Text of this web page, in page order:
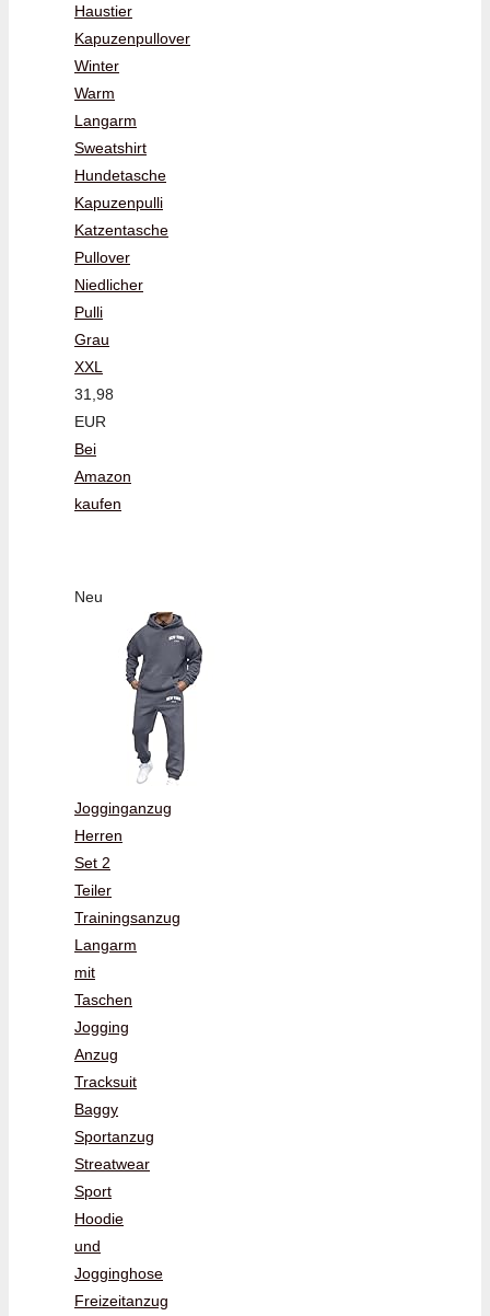
Haustier
Kapuzenpullover
Winter
Warm
Langarm
Sweatshirt
Hundetasche
Kapuzenpulli
Katzentasche
Pullover
Niedlicher
Pulli
Grau
XXL
31,98
EUR
Bei
Amazon
kaufen
Neu
Jogginganzug
Herren
Set 2
Teiler
Trainingsanzug
Langarm
mit
Taschen
Jogging
Anzug
Tracksuit
Baggy
Sportanzug
Streatwear
Sport
Hoodie
und
Jogginghose
Freizeitanzug